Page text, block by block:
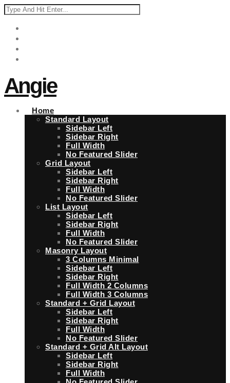
Angie
Home
Standard Layout
Sidebar Left
Sidebar Right
Full Width
No Featured Slider
Grid Layout
Sidebar Left
Sidebar Right
Full Width
No Featured Slider
List Layout
Sidebar Left
Sidebar Right
Full Width
No Featured Slider
Masonry Layout
3 Columns Minimal
Sidebar Left
Sidebar Right
Full Width 2 Columns
Full Width 3 Columns
Standard + Grid Layout
Sidebar Left
Sidebar Right
Full Width
No Featured Slider
Standard + Grid Alt Layout
Sidebar Left
Sidebar Right
Full Width